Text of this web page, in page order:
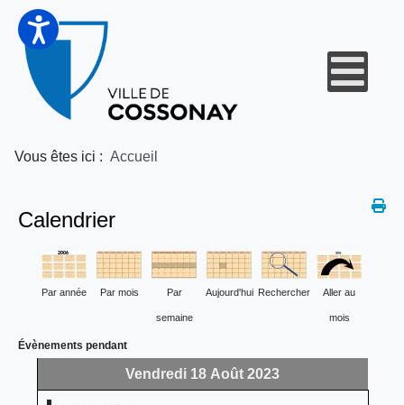
Vous êtes ici : Accueil
Calendrier
Par année Par mois Par
semaine
Aujourd'hui Rechercher Aller au
mois
Évènements pendant
Vendredi 18 Août 2023